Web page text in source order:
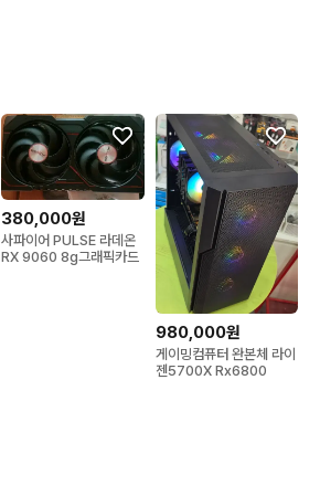
380,000원
사파이어 PULSE 라데온
RX 9060 8g그래픽카드
980,000원
게이밍컴퓨터 완본체 라이
젠5700X Rx6800